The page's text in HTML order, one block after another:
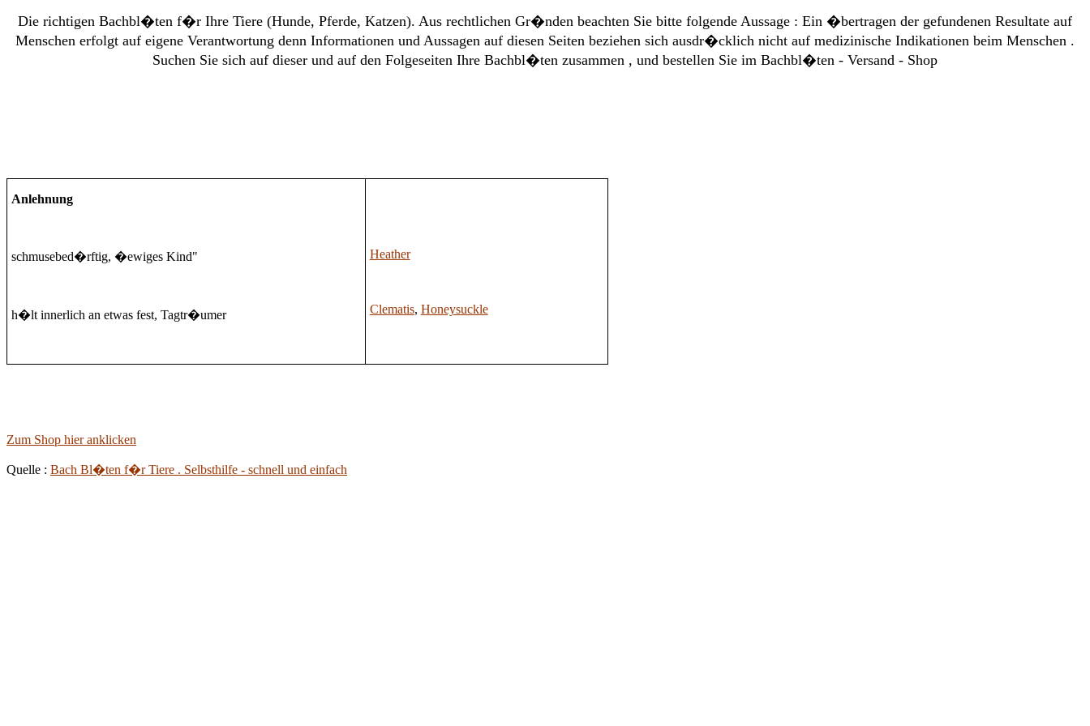
Die richtigen Bachbl�ten f�r Ihre Tiere (Hunde, Pferde, Katzen). Aus rechtlichen Gr�nden beachten Sie bitte folgende Aussage : Ein �bertragen der gefundenen Resultate auf
Menschen erfolgt auf eigene Verantwortung denn Informationen und Aussagen auf diesen Seiten beziehen sich ausdr�cklich nicht auf medizinische Indikationen beim Menschen .
Suchen Sie sich auf dieser und auf den Folgeseiten Ihre Bachbl�ten zusammen , und bestellen Sie im Bachbl�ten - Versand - Shop
Anlehnung
schmusebed�rftig, �ewiges Kind"
h�lt innerlich an etwas fest, Tagtr�umer
Heather
Clematis, Honeysuckle
Zum Shop hier anklicken
Quelle : Bach Bl�ten f�r Tiere . Selbsthilfe - schnell und einfach